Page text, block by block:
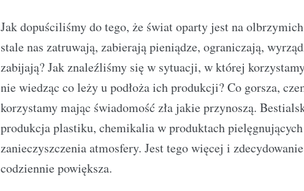
Jak dopuściliśmy do tego, że świat oparty jest na
stale nas zatruwają, zabierają pieniądze, ograniczają,
zabijają? Jak znaleźliśmy się w sytuacji, w której
nie wiedząc co leży u podłoża ich produkcji? Co gorsza,
korzystamy mając świadomość zła jakie przynoszą.
produkcja plastiku, chemikalia w produktach pielęgnujących
zanieczyszczenia atmosfery. Jest tego więcej i
codziennie powiększa.